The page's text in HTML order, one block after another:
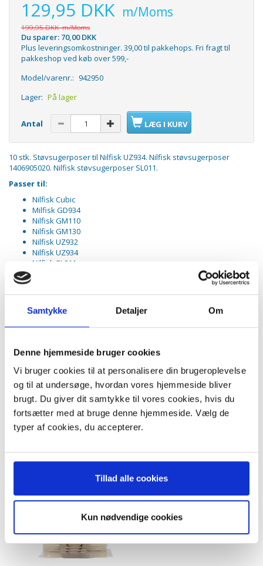
Samtykke Detaljer Om
Denne hjemmeside bruger cookies
Vi bruger cookies til at personalisere din brugeroplevelse
og til at undersøge, hvordan vores hjemmeside bliver
brugt. Du giver dit samtykke til vores cookies, hvis du
fortsætter med at bruge denne hjemmeside. Vælg de
typer af cookies, du accepterer.
Tillad alle cookies
Kun nødvendige cookies
129,95 DKK m/Moms
199,95 DKKm/Moms
Du sparer: 70,00 DKK
Plus leveringsomkostninger. 39,00 til pakkehops. Fri fragt til
pakkeshop ved køb over 599,-
Model/varenr.: 942950
Lager: På lager
Antal LÆG I KURV
10 stk. Støvsugerposer til Nilfisk UZ934. Nilfisk støvsugerposer
1406905020. Nilfisk støvsugerposer SL011.
Passer til:
Nilfisk Cubic
Milfisk GD934
Nilfisk GM110
Nilfisk GM130
Nilfisk UZ932
Nilfisk UZ934
Nilfisk SL011
Aurora MNI2166
Indhold:
10 stk. støvsugerposer i stof (mikrofiber)
støvsugerpose.
For at se den originale Nilfisk støvsugerposeklik her.
KØB 10+ OG FÅ 16% RABAT